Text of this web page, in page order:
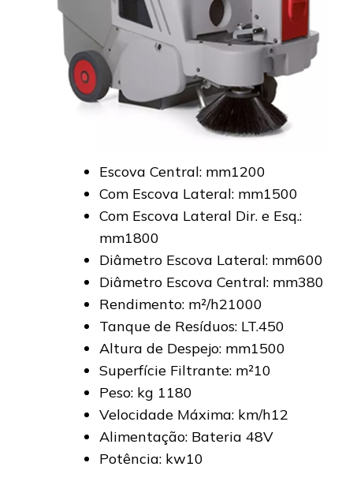
Escova Central: mm1200
Com Escova Lateral: mm1500
Com Escova Lateral Dir. e Esq.:
mm1800
Diâmetro Escova Lateral: mm600
Diâmetro Escova Central: mm380
Rendimento: m²/h21000
Tanque de Resíduos: LT.450
Altura de Despejo: mm1500
Superfície Filtrante: m²10
Peso: kg 1180
Velocidade Máxima: km/h12
Alimentação: Bateria 48V
Potência: kw10